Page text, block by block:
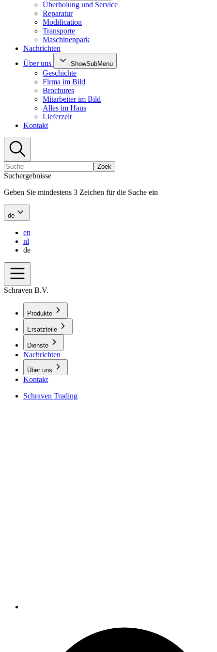
Überholung und Service
Reparatur
Modification
Transporte
Maschinenpark
Nachrichten
Über uns
ShowSubMenu
Geschichte
Firma im Bild
Brochures
Mitarbeiter im Bild
Alles im Haus
Lieferzeit
Kontakt
Zoek
Suchergebnisse
Geben Sie mindestens 3 Zeichen für die Suche ein
de
en
nl
de
Schraven B.V.
Produkte
Ersatzteile
Dienste
Nachrichten
Über uns
Kontakt
Schraven Trading